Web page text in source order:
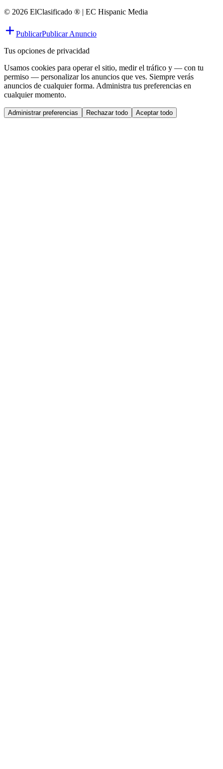
© 2026 ElClasificado ® | EC Hispanic Media
PublicarPublicar Anuncio
Tus opciones de privacidad
Usamos cookies para operar el sitio, medir el tráfico y — con tu
permiso — personalizar los anuncios que ves. Siempre verás
anuncios de cualquier forma. Administra tus preferencias en
cualquier momento.
Administrar preferencias Rechazar todo Aceptar todo